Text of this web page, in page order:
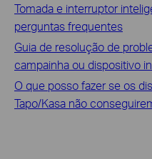
Tomada e interruptor
perguntas frequentes
Guia de resolução de
campainha ou dispositivo
O que posso fazer se os
Tapo/Kasa não